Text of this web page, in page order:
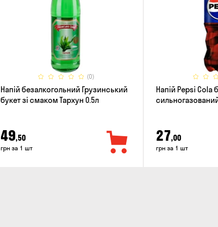
(0)
Напій безалкогольний Грузинський
букет зі смаком Тархун 0.5л
49,50
грн за 1 шт
Напій Pepsi Cola
27,00
грн за 1 шт